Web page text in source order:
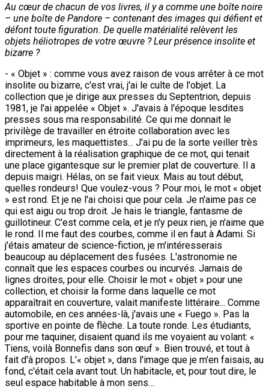
Au cœur de chacun de vos livres, il y a comme une boîte noire
– une boîte de Pandore – contenant des images qui défient et
défont toute figuration. De quelle matérialité relèvent les
objets héliotropes de votre œuvre ? Leur présence insolite et
bizarre ?
- « Objet » : comme vous avez raison de vous arrêter à ce mot
insolite ou bizarre, c'est vrai, j'ai le culte de l'objet. La
collection que je dirige aux presses du Septentrion, depuis
1981, je l'ai appelée « Objet ». J'avais à l'époque lesdites
presses sous ma responsabilité. Ce qui me donnait le
privilège de travailler en étroite collaboration avec les
imprimeurs, les maquettistes... J'ai pu de la sorte veiller très
directement à la réalisation graphique de ce mot, qui tenait
une place gigantesque sur le premier plat de couverture. Il a
depuis maigri. Hélas, on se fait vieux. Mais au tout début,
quelles rondeurs! Que voulez-vous ? Pour moi, le mot « objet
» est rond. Et je ne l'ai choisi que pour cela. Je n'aime pas ce
qui est aigu ou trop droit. Je hais le triangle, fantasme de
guillotineur. C'est comme cela, et je n'y peux rien, je n'aime que
le rond. Il me faut des courbes, comme il en faut à Adami. Si
j'étais amateur de science-fiction, je m'intéresserais
beaucoup au déplacement des fusées. L'astronomie ne
connaît que les espaces courbes ou incurvés. Jamais de
lignes droites, pour elle. Choisir le mot « objet » pour une
collection, et choisir la forme dans laquelle ce mot
apparaîtrait en couverture, valait manifeste littéraire... Comme
automobile, en ces années-là, j'avais une « Fuego ». Pas la
sportive en pointe de flèche. La toute ronde. Les étudiants,
pour me taquiner, disaient quand ils me voyaient au volant: «
Tiens, voilà Bonnefis dans son œuf ». Bien trouvé, et tout à
fait d'à propos. L'« objet », dans l'image que je m'en faisais, au
fond, c'était cela avant tout. Un habitacle, et, pour tout dire, le
seul espace habitable à mon sens…